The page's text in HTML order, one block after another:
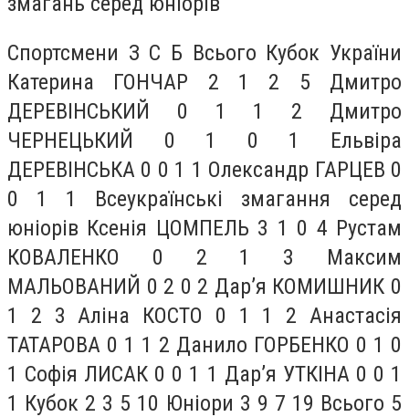
Спортсмени З С Б Всього Кубок України
Катерина ГОНЧАР 2 1 2 5 Дмитро
ДЕРЕВІНСЬКИЙ 0 1 1 2 Дмитро
ЧЕРНЕЦЬКИЙ 0 1 0 1 Ельвіра
ДЕРЕВІНСЬКА 0 0 1 1 Олександр ГАРЦЕВ 0
0 1 1 Всеукраїнські змагання серед
юніорів Ксенія ЦОМПЕЛЬ 3 1 0 4 Рустам
КОВАЛЕНКО 0 2 1 3 Максим
МАЛЬОВАНИЙ 0 2 0 2 Дар’я КОМИШНИК 0
1 2 3 Аліна КОСТО 0 1 1 2 Анастасія
ТАТАРОВА 0 1 1 2 Данило ГОРБЕНКО 0 1 0
1 Софія ЛИСАК 0 0 1 1 Дар’я УТКІНА 0 0 1
1 Кубок 2 3 5 10 Юніори 3 9 7 19 Всього 5